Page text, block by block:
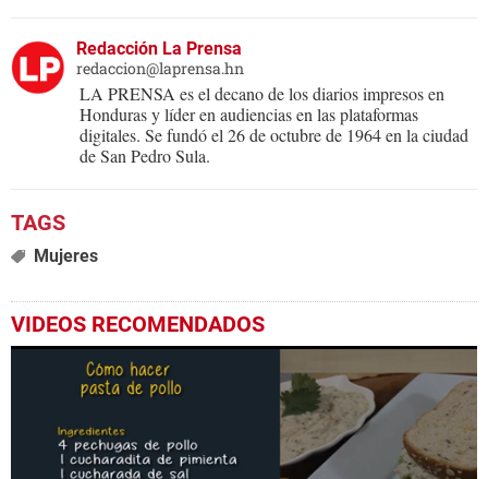
Redacción La Prensa
redaccion@laprensa.hn
LA PRENSA es el decano de los diarios impresos en
Honduras y líder en audiencias en las plataformas
digitales. Se fundó el 26 de octubre de 1964 en la ciudad
de San Pedro Sula.
Mujeres
VIDEOS RECOMENDADOS